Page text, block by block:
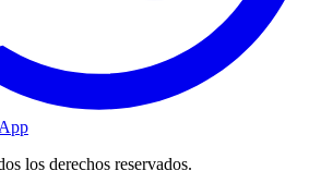
los derechos reservados.